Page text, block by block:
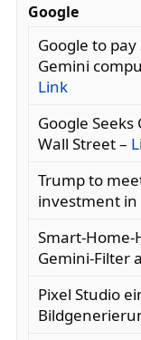
Google
Google to
Gemini
Link
Google Seeks
Wall Street –
Trump to
investment in
Smart-Home-
Gemini-Filter
Pixel Studio